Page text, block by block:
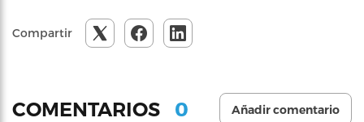
Compartir
COMENTARIOS 0 Añadir comentario